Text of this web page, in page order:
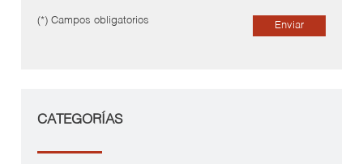
(*) Campos obligatorios
Enviar
CATEGORÍAS